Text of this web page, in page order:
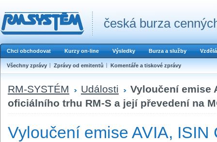
česká burza
Chci obchodovat Kurzy on-line Výsledky Burza a služby
Všechny zprávy Zprávy od emitentů Komentáře a tiskové zprávy
RM-SYSTÉM Události
Vyloučení emise
oficiálního trhu RM-S a její převedení na
Vyloučení emise AVIA, ISIN